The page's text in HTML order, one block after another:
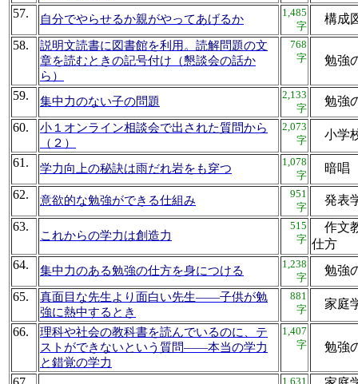
57.
自分でやらせるか親がやってあげるか
1,485
字
構成
58.
説明文読書に図書館を利用。読解問題の文
章を読むときの記号付け（懇談会の話か
ら）
768
字
勉
59. 集中力のない子の問題
2,133
字
勉
60.
小１オンライン相談会で出された質問から
（２）
2,073
字
小学
61. 学力向上の秘訣は雨だれ岩をも穿つ
1,078
字
暗
62.
意欲的な勉強ができる仕組み
951
字
発表
63.
これからの学力は創造力
515
字
作文
仕
64.
集中力のある勉強の仕方を身につける
1,238
字
勉
65.
真面目な先生より面白い先生――子供が勉
強に熱中するとき
881
字
家庭
66.
理科や社会の教科書を読んでいるのに、テ
ストができないという質問――本当の学力
と錯覚の学力
1,407
字
勉強
1,631